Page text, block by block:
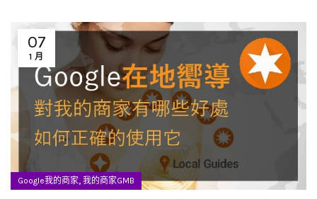
07
1 月
Google我的商家, 我的商家GMB